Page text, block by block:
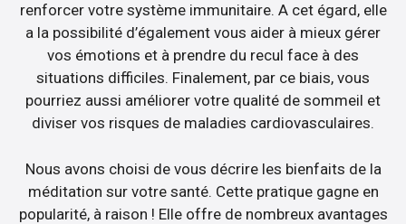
renforcer votre système immunitaire. A cet égard, elle
a la possibilité d’également vous aider à mieux gérer
vos émotions et à prendre du recul face à des
situations difficiles. Finalement, par ce biais, vous
pourriez aussi améliorer votre qualité de sommeil et
diviser vos risques de maladies cardiovasculaires.
Nous avons choisi de vous décrire les bienfaits de la
méditation sur votre santé. Cette pratique gagne en
popularité, à raison ! Elle offre de nombreux avantages